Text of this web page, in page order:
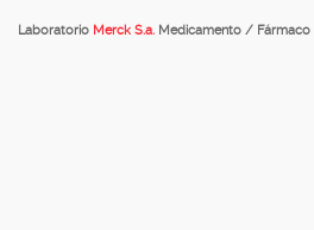
Laboratorio Merck S.a. Medicamento / Fármaco